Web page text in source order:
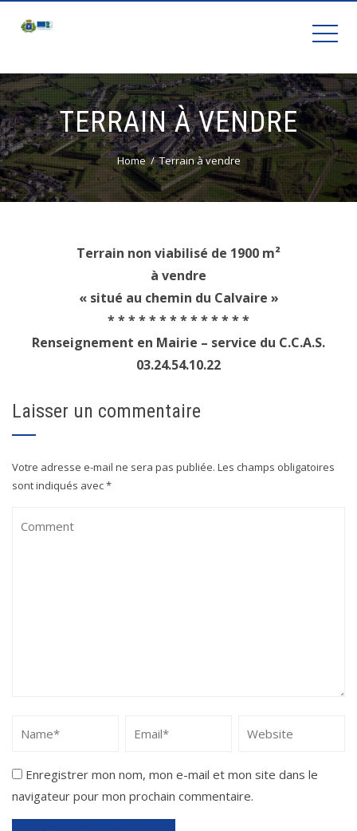
TERRAIN À VENDRE
Home Terrain à vendre
Terrain non viabilisé de 1900 m²
à vendre
« situé au chemin du Calvaire »
* * * * * * * * * * * * * *
Renseignement en Mairie – service du C.C.A.S.
03.24.54.10.22
Laisser un commentaire
Votre adresse e-mail ne sera pas publiée. Les champs obligatoires
sont indiqués avec*
Enregistrer mon nom, mon e-mail et mon site dans le
navigateur pour mon prochain commentaire.